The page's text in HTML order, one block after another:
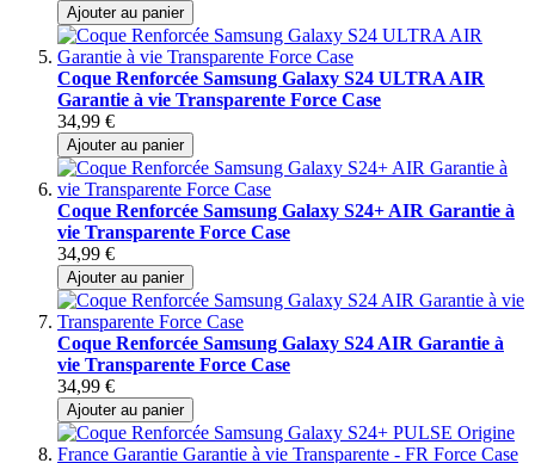
Ajouter au panier
Coque Renforcée Samsung Galaxy S24 ULTRA AIR
Garantie à vie Transparente Force Case
34,99 €
Ajouter au panier
Coque Renforcée Samsung Galaxy S24+ AIR Garantie à
vie Transparente Force Case
34,99 €
Ajouter au panier
Coque Renforcée Samsung Galaxy S24 AIR Garantie à
vie Transparente Force Case
34,99 €
Ajouter au panier